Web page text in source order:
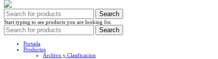
Search
Start typing to see products you are looking for.
Search
Portada
Productos
Archivo y Clasificacion